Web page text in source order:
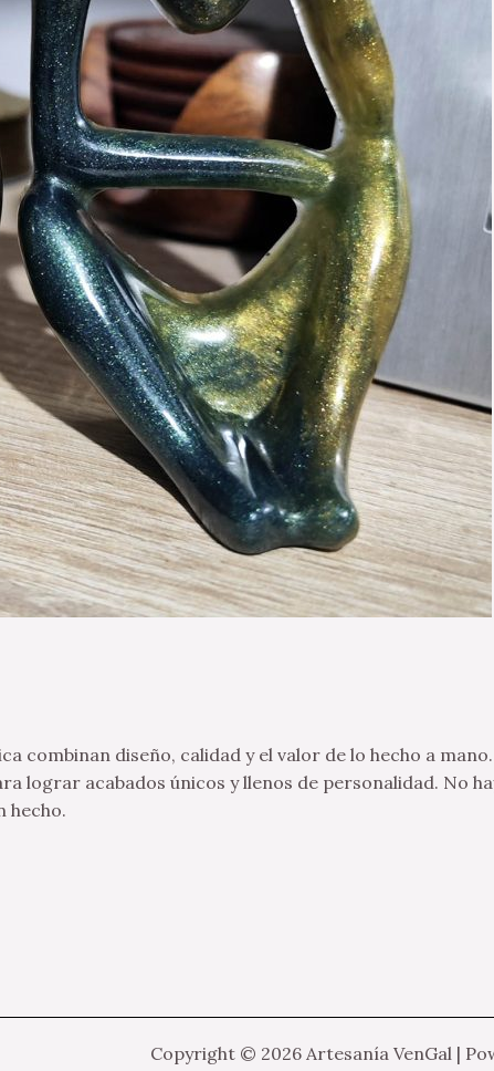
combinan diseño, calidad y el valor de lo hecho a
lograr acabados únicos y llenos de personalidad. No
hecho.
Copyright © 2026 Artesanía VenGal |